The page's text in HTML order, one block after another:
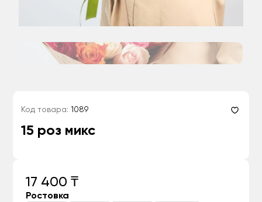
Код товара: 1089
15 роз микс
17 400 ₸
Ростовка